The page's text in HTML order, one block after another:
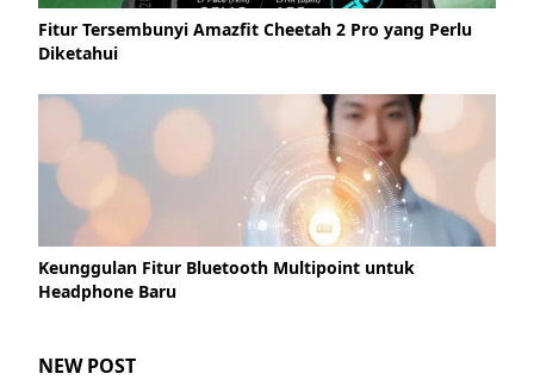
Fitur Tersembunyi Amazfit Cheetah 2 Pro yang Perlu
Diketahui
Keunggulan Fitur Bluetooth Multipoint untuk
Headphone Baru
NEW POST